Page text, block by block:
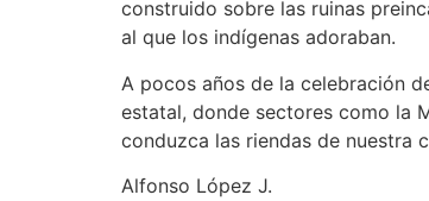
construido sobre las ruinas
al que los indígenas adoraban.
A pocos años de la celebración
estatal, donde sectores como la
conduzca las riendas de nuestra
Alfonso López J.